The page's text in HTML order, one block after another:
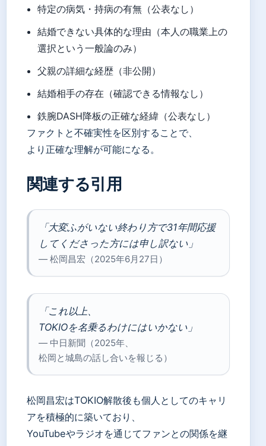
特定の病気・持病の有無（公表なし）
結婚できない具体的な理由（本人の職業上の
選択という一般論のみ）
父親の詳細な経歴（非公開）
結婚相手の存在（確認できる情報なし）
鉄腕DASH降板の正確な経緯（公表なし）
ファクトと不確実性を区別することで、
より正確な理解が可能になる。
関連する引用
「大変ふがいない終わり方で31年間応援
してくださった方には申し訳ない」
— 松岡昌宏（2025年6月27日）
「これ以上、
TOKIOを名乗るわけにはいかない」
— 中日新聞（2025年、
松岡と城島の話し合いを報じる）
松岡昌宏はTOKIO解散後も個人としてのキャリ
アを積極的に築いており、
YouTubeやラジオを通じてファンとの関係を継